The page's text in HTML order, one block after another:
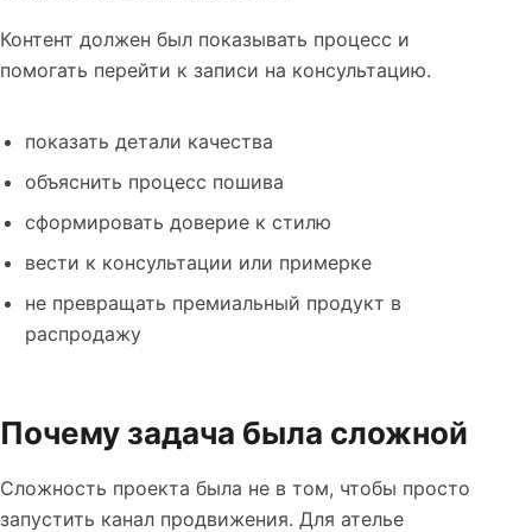
Контент должен был показывать процесс и
помогать перейти к записи на консультацию.
показать детали качества
объяснить процесс пошива
сформировать доверие к стилю
вести к консультации или примерке
не превращать премиальный продукт в
распродажу
Почему задача была сложной
Сложность проекта была не в том, чтобы просто
запустить канал продвижения. Для ателье